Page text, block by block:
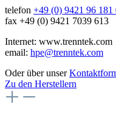
telefon +49 (0) 9421 96 181
fax +49 (0) 9421 7039 613
Internet: www.trenntek.com
email: hpe@trenntek.com
Oder über unser
Zu den Herstellern